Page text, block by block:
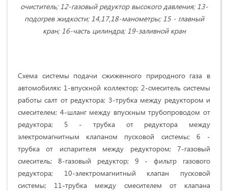
очиститель; 12-газовый редуктор высокого давления; 13-
подогрев жидкости; 14,17,18-манометры; 15 - главный
кран; 16-часть цилиндра; 19-заливной кран
Схема системы подачи сжиженного природного газа в
автомобилях: 1-впускной коллектор; 2-смеситель системы
работы салт от редуктора; 3-трубка между редуктором и
смесителем; 4-шланг между впускным трубопроводом от
редуктора; 5 - трубка от редуктора между
электромагнитным клапаном пусковой системы; 6 -
трубка от испарителя между редуктором; 7-газовый
смеситель; 8-газовый редуктор; 9 - фильтр газового
редуктора; 10-электромагнитный клапан пусковой
системы; 11-трубка между смесителем от клапана